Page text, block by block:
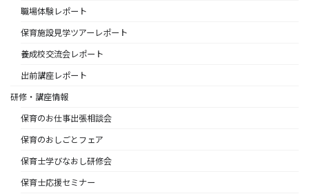
職場体験レポート
保育施設見学ツアーレポート
養成校交流会レポート
出前講座レポート
研修・講座情報
保育のお仕事出張相談会
保育のおしごとフェア
保育士学びなおし研修会
保育士応援セミナー